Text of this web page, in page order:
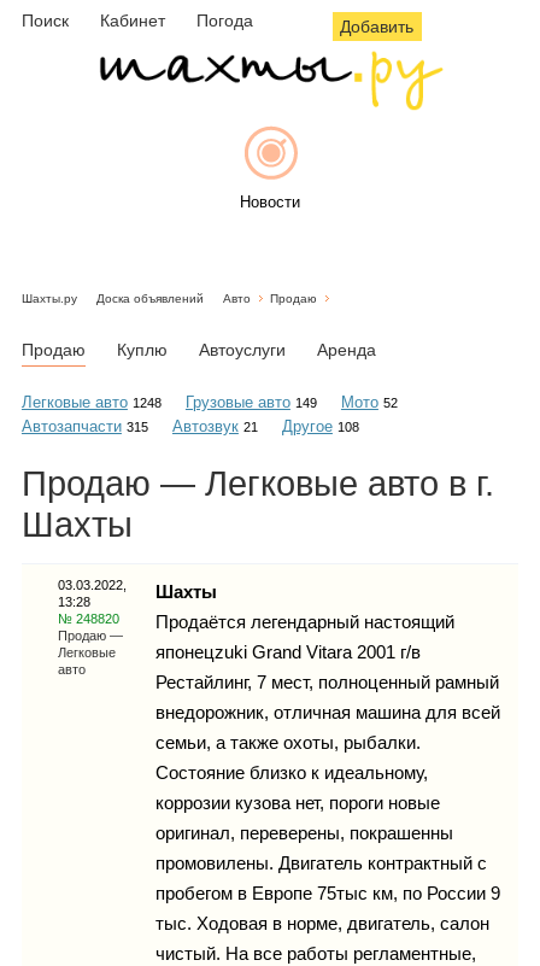
Поиск Кабинет Погода Добавить
Новости
Объявления
Инфо
Гороскоп
Карты
Шахты.ру Доска объявлений Авто Продаю
Продаю Куплю Автоуслуги Аренда
Легковые авто 1248 Грузовые авто 149 Мото 52
Автозапчасти 315 Автозвук 21 Другое 108
Продаю — Легковые авто в г.
Шахты
03.03.2022,
13:28
№ 248820
Продаю —
Легковые
авто
Шахты
Продаётся легендарный настоящий
японецzuki Grand Vitara 2001 г/в
Рестайлинг, 7 мест, полноценный рамный
внедорожник, отличная машина для всей
семьи, а также охоты, рыбалки.
Состояние близко к идеальному,
коррозии кузова нет, пороги новые
оригинал, переверены, покрашенны
промовилены. Двигатель контрактный с
пробегом в Европе 75тыс км, по России 9
тыс. Ходовая в норме, двигатель, салон
чистый. На все работы регламентные,